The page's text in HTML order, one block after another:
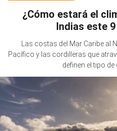
¿Cómo estará el
Indias este
Las costas del Mar Caribe al
Pacífico y las cordilleras que
definen el tipo